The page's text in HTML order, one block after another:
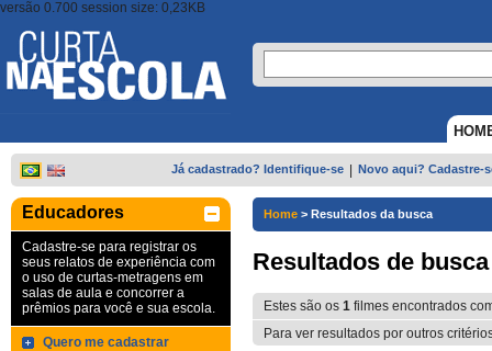
versão 0.700 session size: 0,23KB
Já cadastrado? Identifique-se Novo aqui? Cadastre-
Educadores
Cadastre-se para registrar os
seus relatos de experiência com
o uso de curtas-metragens em
salas de aula e concorrer a
prêmios para você e sua escola.
Quero me cadastrar
Home > Resultados da busca
Resultados de busca
Estes são os 1 filmes encontrados
Para ver resultados por outros